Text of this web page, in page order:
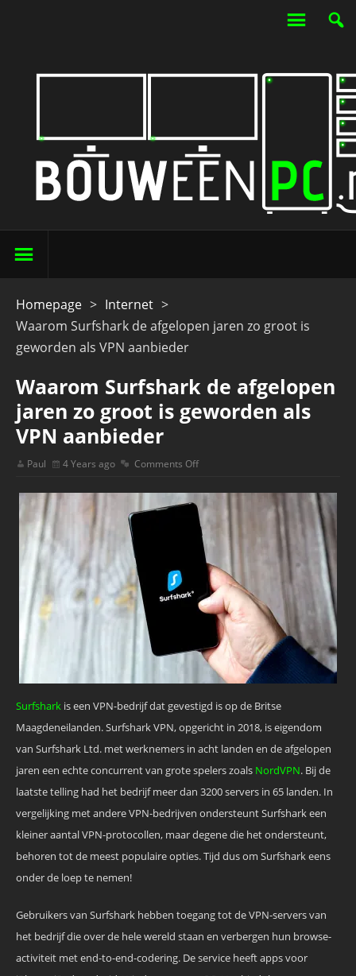
Homepage > Internet >
Waarom Surfshark de afgelopen jaren zo groot is
geworden als VPN aanbieder
Waarom Surfshark de afgelopen
jaren zo groot is geworden als
VPN aanbieder
Paul 4 Years ago Comments Off
Surfshark is een VPN-bedrijf dat gevestigd is op de Britse
Maagdeneilanden. Surfshark VPN, opgericht in 2018, is eigendom
van Surfshark Ltd. met werknemers in acht landen en de afgelopen
jaren een echte concurrent van grote spelers zoals NordVPN. Bij de
laatste telling had het bedrijf meer dan 3200 servers in 65 landen. In
vergelijking met andere VPN-bedrijven ondersteunt Surfshark een
kleiner aantal VPN-protocollen, maar degene die het ondersteunt,
behoren tot de meest populaire opties. Tijd dus om Surfshark eens
onder de loep te nemen!
Gebruikers van Surfshark hebben toegang tot de VPN-servers van
het bedrijf die over de hele wereld staan en verbergen hun browse-
activiteit met end-to-end-codering. De service heeft apps voor